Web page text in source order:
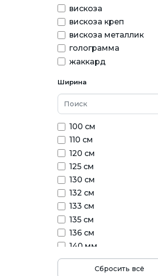
вискоза
вискоза креп
вискоза металлик
голограмма
жаккард
костюмная
креп с люрексом
креп сатиновый
кристалон
лаке стрейч
мех
мех длинноворсовый
мех игрушечный
мех керли
мех коротковорсовый
мех подкладочный
мех средневорсовый
органза Caroline
органза Dante
органза Victory
Ширина
100 см
110 см
120 см
125 см
130 см
132 см
133 см
135 см
136 см
140 мм
140 см
Сбросить всё